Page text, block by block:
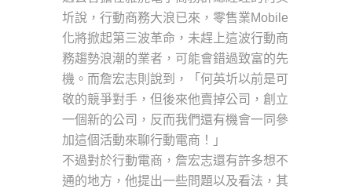
圻說，行動商務大浪已來，零售業Mobile
化將掀起第三波革命，未趕上這波行動商
務趨勢浪潮的業者，可能會錯過致富的先
機。而詹宏志則說到，「何英圻以前是可
敬的競爭對手，但後來他賣掉公司，創立
一個新的公司，反而我們還有機會一同參
加這個活動來聊行動電商！」
不過對於行動電商，詹宏志還有許多想不
通的地方，他提出一些問題以及看法，其